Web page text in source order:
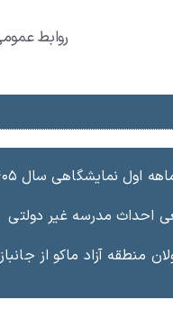
روابط
نمایشگاهی سال ۱۴۰۵ شهرستان ماکو
احداث مدرسه غیر دولتی
منطقه آزاد ماکو از